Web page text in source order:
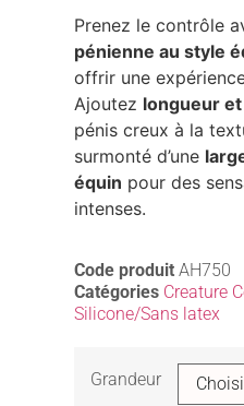
Prenez le contrôle
pénienne au style
offrir une
Ajoutez longueur
pénis creux à la
surmonté d’une
équin pour des
intenses.
Code produit AH750
Catégories Creature
Silicone/Sans latex
Grandeur